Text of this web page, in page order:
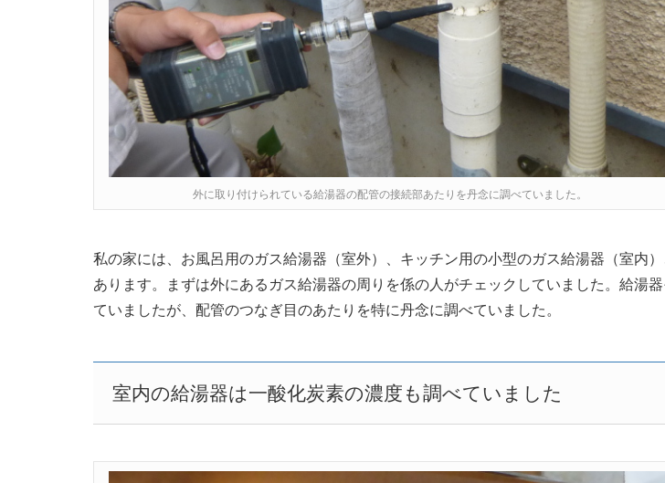
外に取り付けられている給湯器の配管の接続部あたりを丹念に調べていました。
私の家には、お風呂用のガス給湯器（室外）、キッチン用の小型のガス給湯器（室内
あります。まずは外にあるガス給湯器の周りを係の人がチェックしていました。給湯
ていましたが、配管のつなぎ目のあたりを特に丹念に調べていました。
室内の給湯器は一酸化炭素の濃度も調べていました